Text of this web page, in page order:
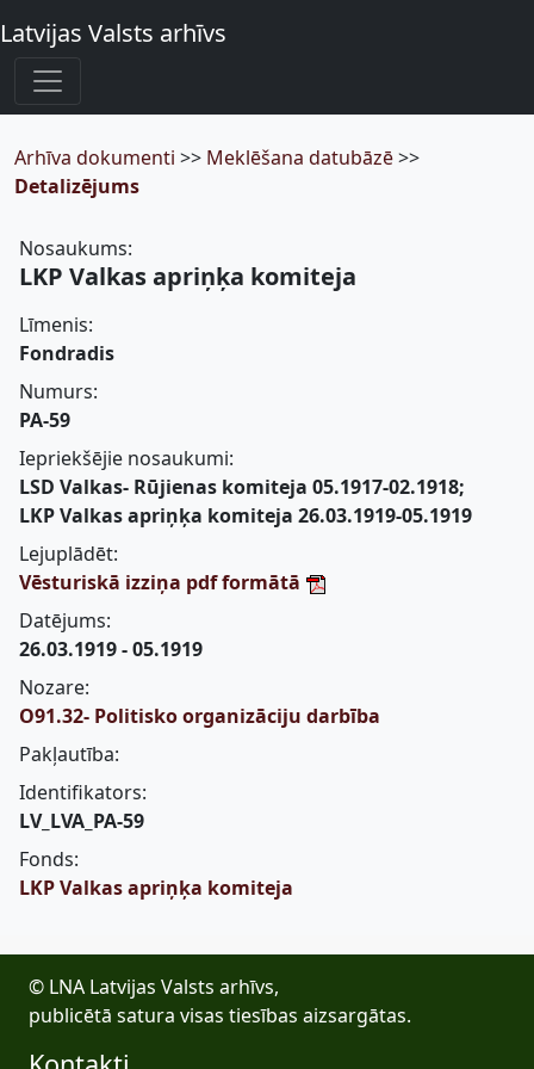
Latvijas Valsts arhīvs
Arhīva dokumenti >> Meklēšana datubāzē>>
Detalizējums
Nosaukums:
LKP Valkas apriņķa komiteja
Līmenis:
Fondradis
Numurs:
PA-59
Iepriekšējie nosaukumi:
LSD Valkas- Rūjienas komiteja 05.1917-02.1918;
LKP Valkas apriņķa komiteja 26.03.1919-05.1919
Lejuplādēt:
Vēsturiskā izziņa pdf formātā
Datējums:
26.03.1919 - 05.1919
Nozare:
O91.32- Politisko organizāciju darbība
Pakļautība:
Identifikators:
LV_LVA_PA-59
Fonds:
LKP Valkas apriņķa komiteja
© LNA Latvijas Valsts arhīvs,
publicētā satura visas tiesības aizsargātas.